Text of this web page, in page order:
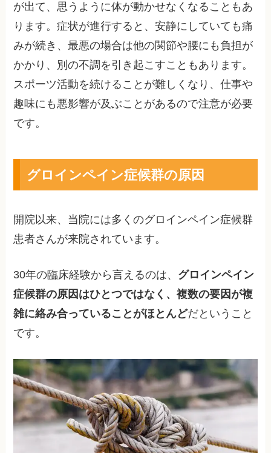
が出て、思うように体が動かせなくなることもあ
ります。症状が進行すると、安静にしていても痛
みが続き、最悪の場合は他の関節や腰にも負担が
かかり、別の不調を引き起こすこともあります。
スポーツ活動を続けることが難しくなり、仕事や
趣味にも悪影響が及ぶことがあるので注意が必要
です。
グロインペイン症候群の原因
開院以来、当院には多くのグロインペイン症候群
患者さんが来院されています。
30年の臨床経験から言えるのは、 グロインペイン
症候群の原因はひとつではなく、複数の要因が複
雑に絡み合っていることがほとんどだということ
です。